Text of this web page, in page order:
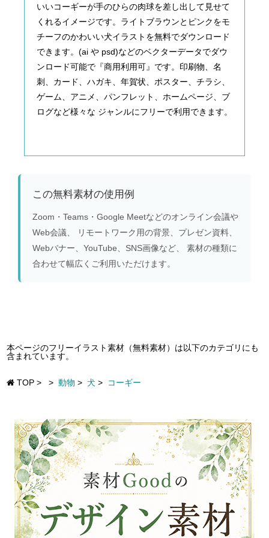
いいコーギーが手のひらの肉球を差し出して見せて
くれるイメージです。ライトブラウンとピンクをモ
チーフのかわいい犬イラストを無料でダウンロード
できます。(ai や psd)などのベクターデータでダウ
ンロード可能で『商用利用可』です。印刷物、名
刺、カード、ハガキ、年賀状、ポスター、チラシ、
ゲーム、アニメ、パンフレット、ホームページ、ブ
ログなど様々な ジャンルにフリーで利用できます。
この無料素材の使用例
Zoom・Teams・Google Meetなどのオンライン会議や
Web会議、 リモートワーク用の背景、プレゼン資料、
Webバナー、YouTube、SNS画像など、 素材の種類に
合わせて幅広くご利用いただけます。
本ページのフリーイラスト素材（無料素材）は以下のカテゴリにも
含まれています。
TOP > > 動物 > 犬 > コーギー